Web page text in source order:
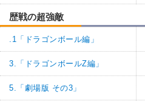
歴戦の超強敵
.1「ドラゴンボール編」
3.「ドラゴンボールZ編」
5.「劇場版 その3」